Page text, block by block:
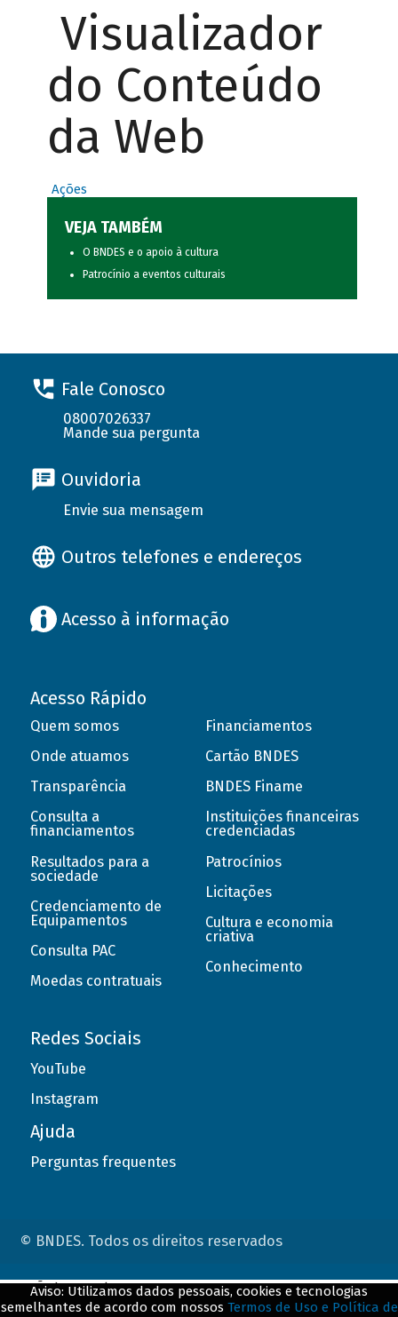
Visualizador
do Conteúdo
da Web
Ações
VEJA TAMBÉM
O BNDES e o apoio à cultura
Patrocínio a eventos culturais
Fale Conosco
08007026337
Mande sua pergunta
Ouvidoria
Envie sua mensagem
Outros telefones e endereços
Acesso à informação
Acesso Rápido
Quem somos
Onde atuamos
Transparência
Consulta a
financiamentos
Resultados para a
sociedade
Credenciamento de
Equipamentos
Consulta PAC
Moedas contratuais
Financiamentos
Cartão BNDES
BNDES Finame
Instituições financeiras
credenciadas
Patrocínios
Licitações
Cultura e economia
criativa
Conhecimento
Redes Sociais
YouTube
Instagram
Ajuda
Perguntas frequentes
© BNDES. Todos os direitos reservados
Aviso: Utilizamos dados pessoais, cookies e tecnologias
semelhantes de acordo com nossos Termos de Uso e Política de
ConteÃºdo complementar